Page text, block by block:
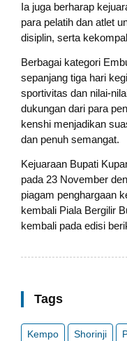
Ia juga berharap
para pelatih dan atlet
disiplin, serta
Berbagai kategori
sepanjang tiga hari
sportivitas dan nilai-
dukungan dari para
kenshi menjadikan
dan penuh semangat.
Kejuaraan Bupati
pada 23 November
piagam penghargaan
kembali Piala Bergilir
kembali pada edisi
Tags
Kempo Shorinji